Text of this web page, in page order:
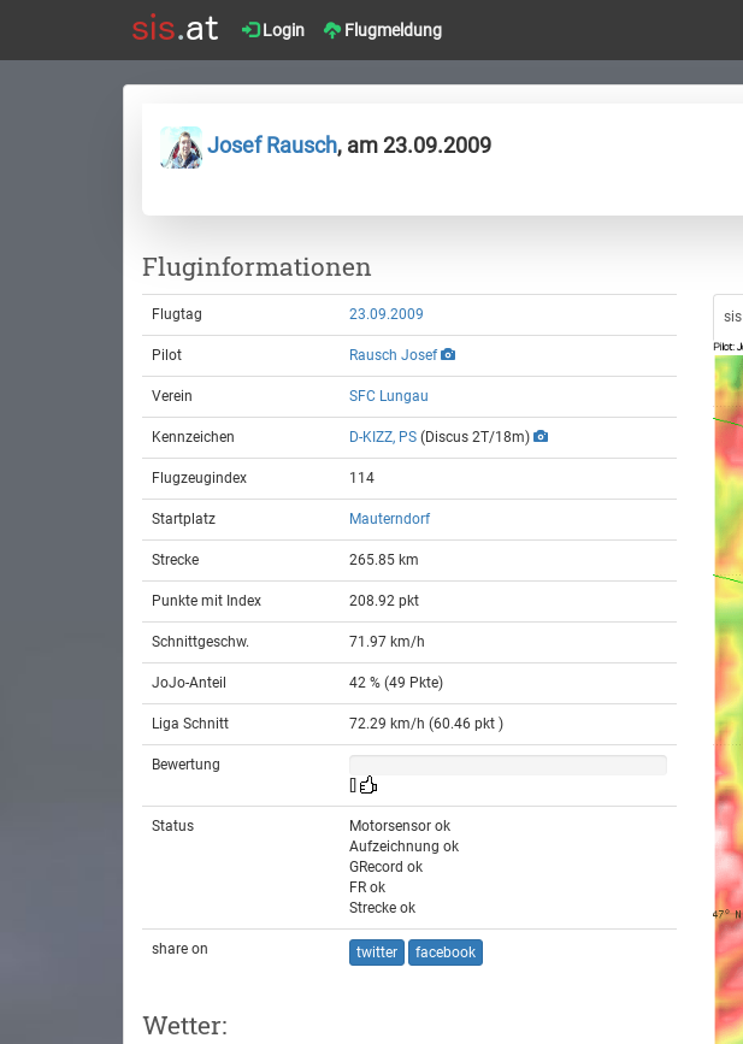
Login Flugmeldung
Josef Rausch, am 23.09.2009
Fluginformationen
Flugtag 23.09.2009
Pilot Rausch Josef
Verein SFC Lungau
Kennzeichen D-KIZZ, PS (Discus 2T/18m)
Flugzeugindex 114
Startplatz Mauterndorf
Strecke 265.85 km
Punkte mit Index 208.92 pkt
Schnittgeschw. 71.97 km/h
JoJo-Anteil 42 % (49 Pkte)
Liga Schnitt 72.29 km/h (60.46 pkt )
Bewertung
[]
Status
Motorsensor ok
Aufzeichnung ok
GRecord ok
FR ok
Strecke ok
share on twitter facebook
Wetter:
sis